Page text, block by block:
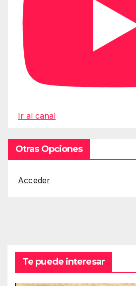
Ir al canal
Otras Opciones
Acceder
Te puede interesar